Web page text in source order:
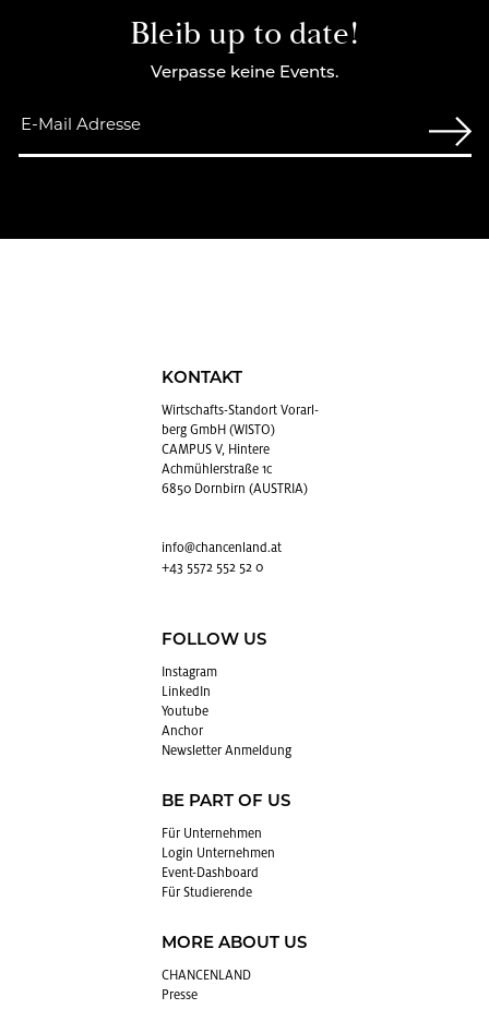
Bleib up to date!
Verpasse keine Events.
KONTAKT
Wirt­schafts-Stand­ort Vor­arl­
berg GmbH (WISTO)
CAMPUS V, Hintere
Achmühlerstraße 1c
6850 Dornbirn (AUSTRIA)
info@​chancenland.​at
+43 5572 552 52 0
FOLLOW US
In­sta­gram
Lin­kedIn
You­tube
An­chor
News­let­ter An­mel­dung
BE PART OF US
Für Un­ter­neh­men
Login Un­ter­neh­men
Event-Da­sh­board
Für Stu­die­ren­de
MORE ABOUT US
CHAN­CEN­LAND
Pres­se